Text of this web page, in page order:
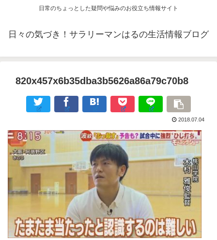
日常のちょっとした疑問や悩みのお役立ち情報サイト
日々の気づき！サラリーマンはるの生活情報ブログ
820x457x6b35dba3b5626a86a79c70b8
2018.07.04